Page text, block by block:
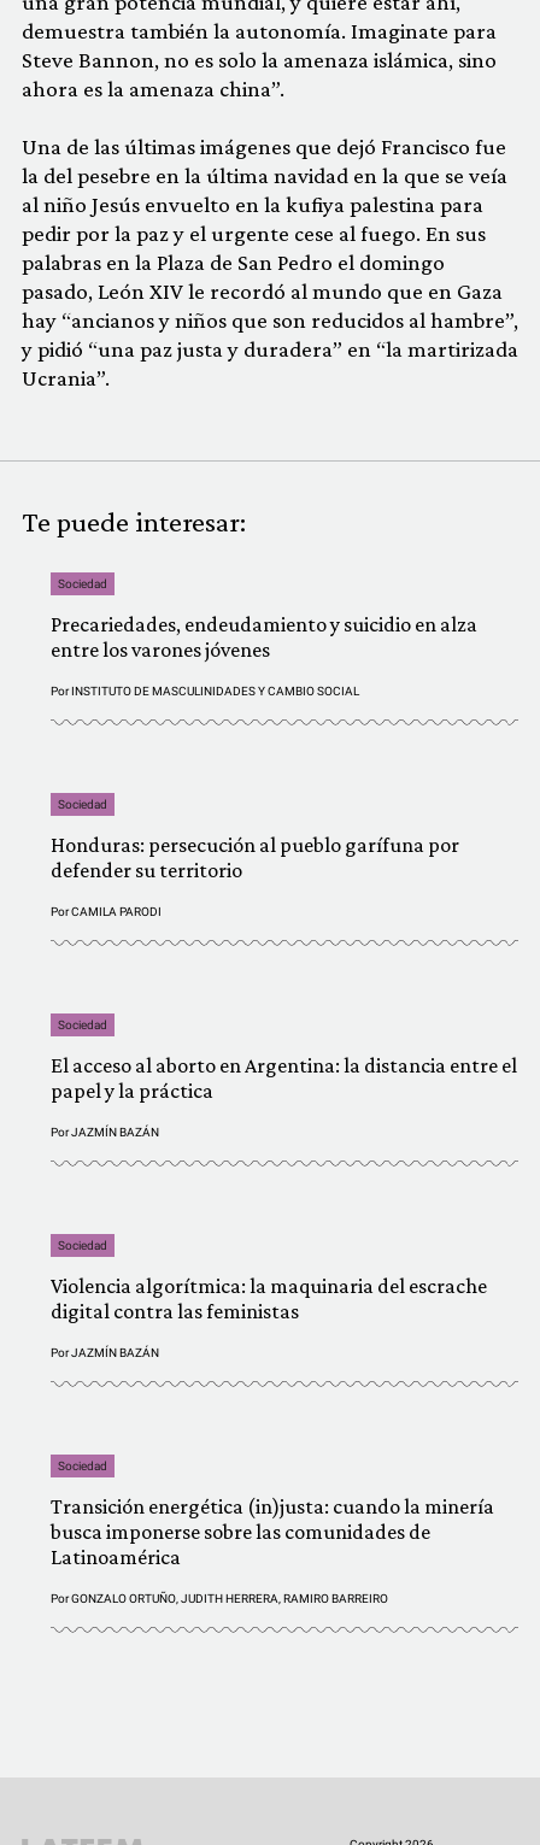
demuestra también la autonomía. Imaginate para
Steve Bannon, no es solo la amenaza islámica, sino
ahora es la amenaza china”.
Una de las últimas imágenes que dejó Francisco fue
la del pesebre en la última navidad en la que se veía
al niño Jesús envuelto en la kufiya palestina para
pedir por la paz y el urgente cese al fuego. En sus
palabras en la Plaza de San Pedro el domingo
pasado, León XIV le recordó al mundo que en Gaza
hay “ancianos y niños que son reducidos al hambre”,
y pidió “una paz justa y duradera” en “la martirizada
Ucrania”.
Te puede interesar:
Sociedad
Precariedades, endeudamiento y suicidio en alza
entre los varones jóvenes
PorINSTITUTO DE MASCULINIDADES Y CAMBIO SOCIAL
Sociedad
Honduras: persecución al pueblo garífuna por
defender su territorio
PorCAMILA PARODI
Sociedad
El acceso al aborto en Argentina: la distancia entre el
papel y la práctica
PorJAZMÍN BAZÁN
Sociedad
Violencia algorítmica: la maquinaria del escrache
digital contra las feministas
PorJAZMÍN BAZÁN
Sociedad
Transición energética (in)justa: cuando la minería
busca imponerse sobre las comunidades de
Latinoamérica
PorGONZALO ORTUÑO JUDITH HERRERA RAMIRO BARREIRO